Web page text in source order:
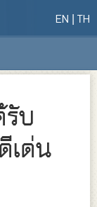
EN TH
บ
ด่น